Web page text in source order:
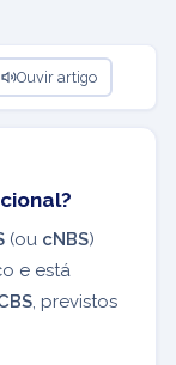
Ouvir artigo
(ou cNBS)
e está
, previstos